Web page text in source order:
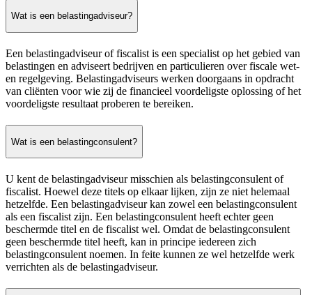
Wat is een belastingadviseur?
Een belastingadviseur of fiscalist is een specialist op het gebied van
belastingen en adviseert bedrijven en particulieren over fiscale wet-
en regelgeving. Belastingadviseurs werken doorgaans in opdracht
van cliënten voor wie zij de financieel voordeligste oplossing of het
voordeligste resultaat proberen te bereiken.
Wat is een belastingconsulent?
U kent de belastingadviseur misschien als belastingconsulent of
fiscalist. Hoewel deze titels op elkaar lijken, zijn ze niet helemaal
hetzelfde. Een belastingadviseur kan zowel een belastingconsulent
als een fiscalist zijn. Een belastingconsulent heeft echter geen
beschermde titel en de fiscalist wel. Omdat de belastingconsulent
geen beschermde titel heeft, kan in principe iedereen zich
belastingconsulent noemen. In feite kunnen ze wel hetzelfde werk
verrichten als de belastingadviseur.